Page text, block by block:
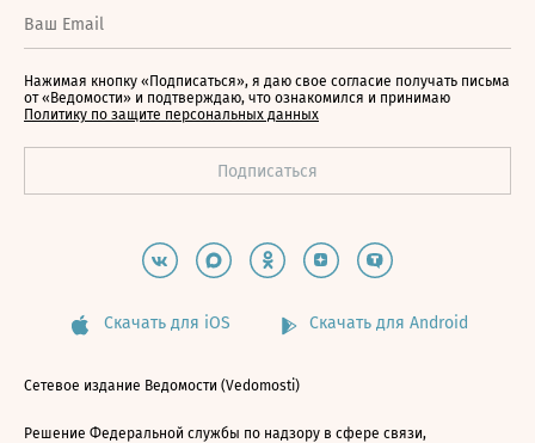
Нажимая кнопку «Подписаться», я даю свое согласие получать письма
от «Ведомости» и подтверждаю, что ознакомился и принимаю
Политику по защите персональных данных
Скачать для iOS Скачать для Android
Сетевое издание Ведомости (Vedomosti)
Решение Федеральной службы по надзору в сфере связи,